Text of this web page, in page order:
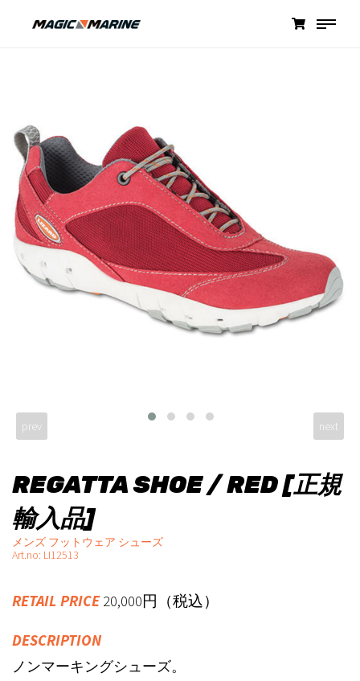
prev next
REGATTA SHOE / RED [正規
輸入品]
メンズ フットウェア シューズ
Art.no: LI12513
RETAIL PRICE20,000円（税込）
DESCRIPTION
ノンマーキングシューズ。